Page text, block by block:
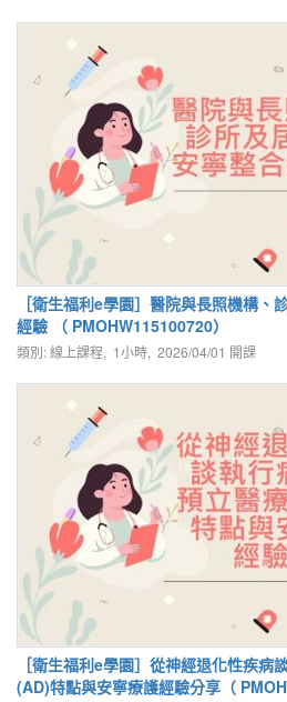
［衛生福利e學園］醫院與長照機構、
經驗 （ PMOHW115100720）
類別: 線上課程, 1小時, 2026/04/01 開課
［衛生福利e學園］從神經退化性疾病
(AD)特點與安寧療護經驗分享（